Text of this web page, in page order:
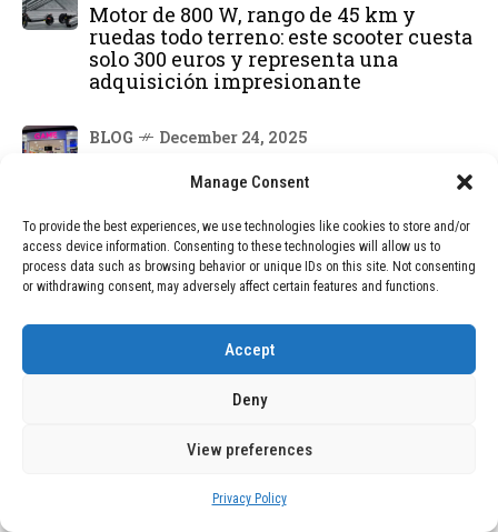
Manage Consent
To provide the best experiences, we use technologies like cookies to store and/or
access device information. Consenting to these technologies will allow us to
process data such as browsing behavior or unique IDs on this site. Not consenting
or withdrawing consent, may adversely affect certain features and functions.
Accept
Deny
View preferences
Privacy Policy
Motor de 800 W, rango de 45 km y
ruedas todo terreno: este scooter cuesta
solo 300 euros y representa una
adquisición impresionante
BLOG December 24, 2025
Geolocalizadas, Obligatorias a Partir de
BLOG December 24, 2025
Devastadora Explosión en Residencia
Menos Dos Víctimas Fatales
December 24, 2025
Vídeo impactante: BYD revela en